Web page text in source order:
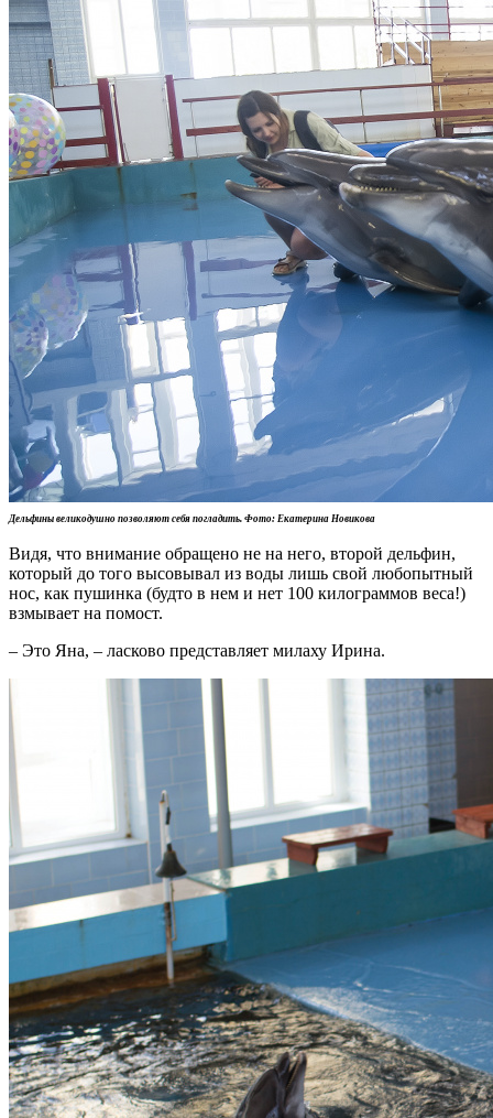
Дельфины великодушно позволяют себя погладить. Фото: Екатерина Новикова
Видя, что внимание обращено не на него, второй дельфин,
который до того высовывал из воды лишь свой любопытный
нос, как пушинка (будто в нем и нет 100 килограммов веса!)
взмывает на помост.
– Это Яна, – ласково представляет милаху Ирина.